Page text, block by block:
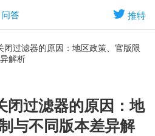
推特
问答
闭过滤器的原因：地区政策、官版限
解析
闭过滤器的原因：地
与不同版本差异解